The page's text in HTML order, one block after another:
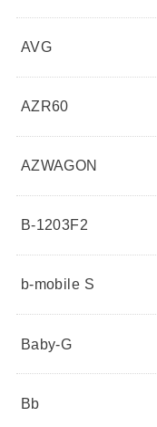
AVG
AZR60
AZWAGON
B-1203F2
b-mobile S
Baby-G
Bb